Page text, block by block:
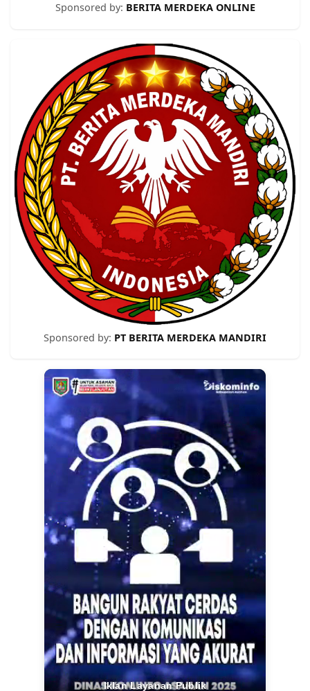
Sponsored by: BERITA MERDEKA ONLINE
Sponsored by: PT BERITA MERDEKA MANDIRI
Iklan Layanan Publik